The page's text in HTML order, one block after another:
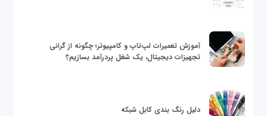
آموزش تعمیرات لپ‌تاپ و کامپیوتر؛ چگونه از گرانی
تجهیزات دیجیتال، یک شغل پردرآمد بسازیم؟
دلیل رنگ بندی کابل شبکه